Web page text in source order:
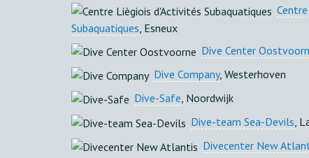
Subaquatiques, Esneux
Dive Center
Dive Company, Westerhoven
Dive-Safe, Noordwijk
Dive-team Sea-Devils,
Divecenter New